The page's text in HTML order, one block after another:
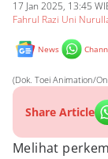
17 Jan 2025, 13:45
Fahrul Razi Uni
News
(Dok. Toei Animation/
Share Article
Melihat